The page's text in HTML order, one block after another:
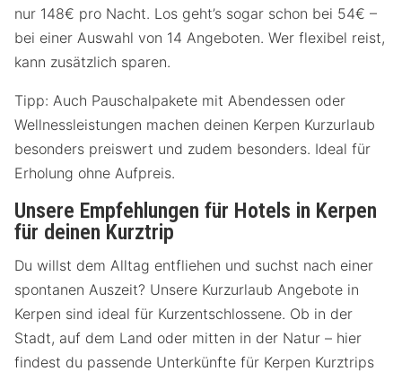
nur 148€ pro Nacht. Los geht’s sogar schon bei 54€ –
bei einer Auswahl von 14 Angeboten. Wer flexibel reist,
kann zusätzlich sparen.
Tipp: Auch Pauschalpakete mit Abendessen oder
Wellnessleistungen machen deinen Kerpen Kurzurlaub
besonders preiswert und zudem besonders. Ideal für
Erholung ohne Aufpreis.
Unsere Empfehlungen für Hotels in Kerpen
für deinen Kurztrip
Du willst dem Alltag entfliehen und suchst nach einer
spontanen Auszeit? Unsere Kurzurlaub Angebote in
Kerpen sind ideal für Kurzentschlossene. Ob in der
Stadt, auf dem Land oder mitten in der Natur – hier
findest du passende Unterkünfte für Kerpen Kurztrips